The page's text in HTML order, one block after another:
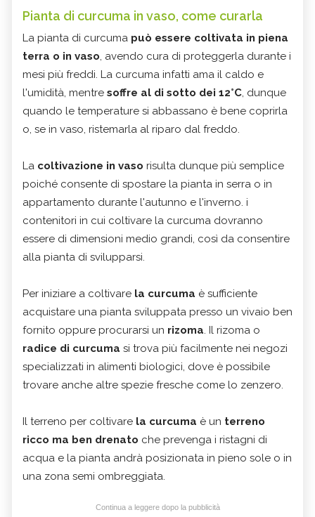
Pianta di curcuma in vaso, come curarla
La pianta di curcuma può essere coltivata in piena
terra o in vaso, avendo cura di proteggerla durante i
mesi più freddi. La curcuma infatti ama il caldo e
l'umidità, mentre soffre al di sotto dei 12°C, dunque
quando le temperature si abbassano è bene coprirla
o, se in vaso, ristemarla al riparo dal freddo.
La coltivazione in vaso risulta dunque più semplice
poiché consente di spostare la pianta in serra o in
appartamento durante l'autunno e l'inverno. i
contenitori in cui coltivare la curcuma dovranno
essere di dimensioni medio grandi, così da consentire
alla pianta di svilupparsi.
Per iniziare a coltivare la curcuma è sufficiente
acquistare una pianta sviluppata presso un vivaio ben
fornito oppure procurarsi un rizoma. Il rizoma o
radice di curcuma si trova più facilmente nei negozi
specializzati in alimenti biologici, dove è possibile
trovare anche altre spezie fresche come lo zenzero.
Il terreno per coltivare la curcuma è un terreno
ricco ma ben drenato che prevenga i ristagni di
acqua e la pianta andrà posizionata in pieno sole o in
una zona semi ombreggiata.
Continua a leggere dopo la pubblicità